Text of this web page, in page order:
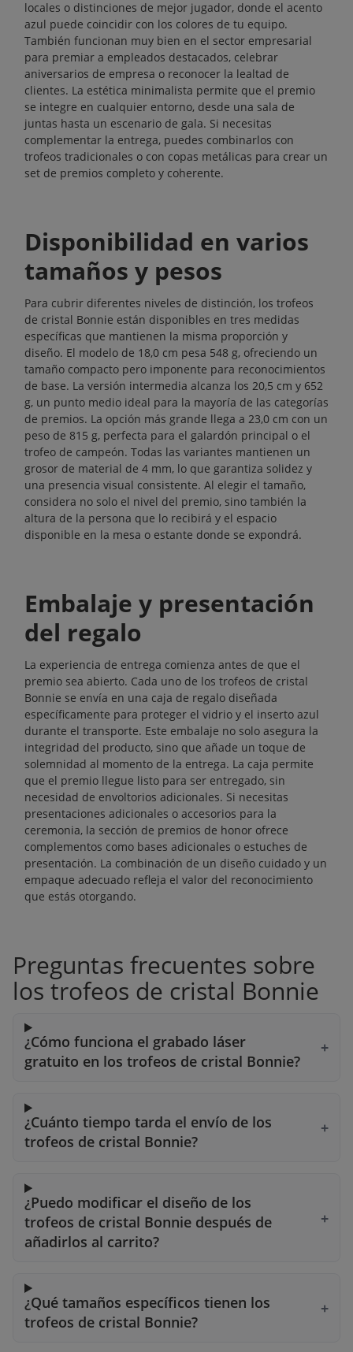
locales o distinciones de mejor jugador, donde el acento
azul puede coincidir con los colores de tu equipo.
También funcionan muy bien en el sector empresarial
para premiar a empleados destacados, celebrar
aniversarios de empresa o reconocer la lealtad de
clientes. La estética minimalista permite que el premio
se integre en cualquier entorno, desde una sala de
juntas hasta un escenario de gala. Si necesitas
complementar la entrega, puedes combinarlos con
trofeos tradicionales o con copas metálicas para crear un
set de premios completo y coherente.
Disponibilidad en varios
tamaños y pesos
Para cubrir diferentes niveles de distinción, los trofeos
de cristal Bonnie están disponibles en tres medidas
específicas que mantienen la misma proporción y
diseño. El modelo de 18,0 cm pesa 548 g, ofreciendo un
tamaño compacto pero imponente para reconocimientos
de base. La versión intermedia alcanza los 20,5 cm y 652
g, un punto medio ideal para la mayoría de las categorías
de premios. La opción más grande llega a 23,0 cm con un
peso de 815 g, perfecta para el galardón principal o el
trofeo de campeón. Todas las variantes mantienen un
grosor de material de 4 mm, lo que garantiza solidez y
una presencia visual consistente. Al elegir el tamaño,
considera no solo el nivel del premio, sino también la
altura de la persona que lo recibirá y el espacio
disponible en la mesa o estante donde se expondrá.
Embalaje y presentación
del regalo
La experiencia de entrega comienza antes de que el
premio sea abierto. Cada uno de los trofeos de cristal
Bonnie se envía en una caja de regalo diseñada
específicamente para proteger el vidrio y el inserto azul
durante el transporte. Este embalaje no solo asegura la
integridad del producto, sino que añade un toque de
solemnidad al momento de la entrega. La caja permite
que el premio llegue listo para ser entregado, sin
necesidad de envoltorios adicionales. Si necesitas
presentaciones adicionales o accesorios para la
ceremonia, la sección de premios de honor ofrece
complementos como bases adicionales o estuches de
presentación. La combinación de un diseño cuidado y un
empaque adecuado refleja el valor del reconocimiento
que estás otorgando.
Preguntas frecuentes sobre
los trofeos de cristal Bonnie
¿Cómo funciona el grabado láser
gratuito en los trofeos de cristal Bonnie?
¿Cuánto tiempo tarda el envío de los
trofeos de cristal Bonnie?
¿Puedo modificar el diseño de los
trofeos de cristal Bonnie después de
añadirlos al carrito?
¿Qué tamaños específicos tienen los
trofeos de cristal Bonnie?